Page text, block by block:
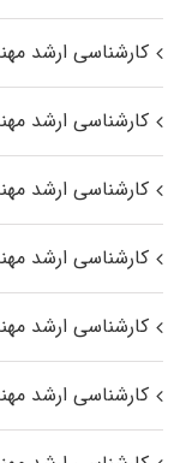
کارشناسی ارشد
کارشناسی ارشد
کارشناسی ارشد
کارشناسی ارشد
کارشناسی ارشد
کارشناسی ارشد